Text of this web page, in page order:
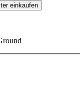
einkaufen